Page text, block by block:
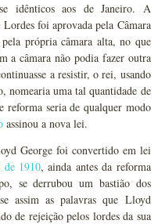
idênticos aos de Janeiro. A
foi aprovada pela Câmara
própria câmara alta, no que
a câmara não podia fazer outra
a resistir, o rei, usando
nomearia uma tal quantidade de
reforma seria de qualquer modo
assinou a nova lei.
George foi convertido em lei
1910, ainda antes da reforma
se derrubou um bastião dos
assim as palavras que Lloyd
de rejeição pelos lordes da sua